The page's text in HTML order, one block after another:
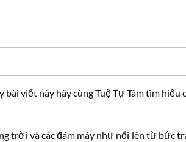
viết này hãy cùng Tuệ Tự Tâm tìm hiểu
trời và các đám mây như nổi lên từ bức